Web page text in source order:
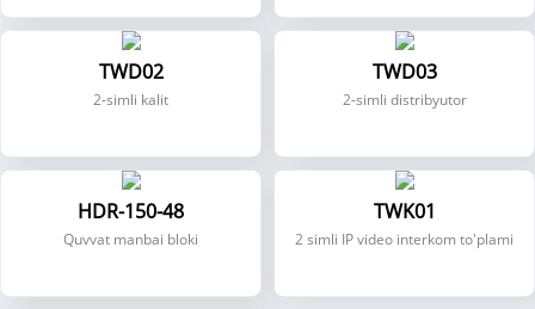
TWD02
2-simli kalit
TWD03
2-simli distribyutor
HDR-150-48
Quvvat manbai bloki
TWK01
2 simli IP video interkom to'plami